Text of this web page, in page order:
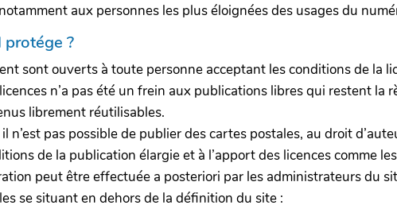
aux personnes les plus éloignées des usages du
?
sont ouverts à toute personne acceptant les conditions de la
n’a pas été un frein aux publications libres qui restent la
librement réutilisables.
n’est pas possible de publier des cartes postales, au droit
de la publication élargie et à l’apport des licences comme
peut être effectuée a posteriori par les administrateurs du
se situant en dehors de la définition du site :